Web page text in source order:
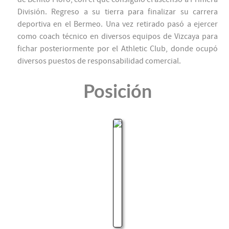
División. Regreso a su tierra para finalizar su carrera
deportiva en el Bermeo. Una vez retirado pasó a ejercer
como coach técnico en diversos equipos de Vizcaya para
fichar posteriormente por el Athletic Club, donde ocupó
diversos puestos de responsabilidad comercial.
Posición